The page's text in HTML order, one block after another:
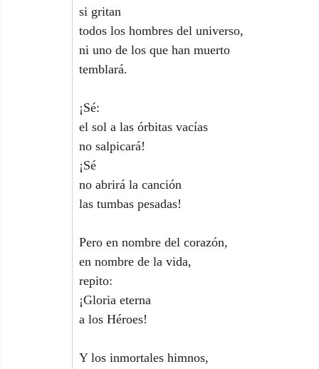
si gritan
todos los hombres del universo,
ni uno de los que han muerto
temblará.
¡Sé:
el sol a las órbitas vacías
no salpicará!
¡Sé
no abrirá la canción
las tumbas pesadas!
Pero en nombre del corazón,
en nombre de la vida,
repito:
¡Gloria eterna
a los Héroes!
Y los inmortales himnos,